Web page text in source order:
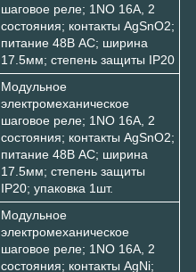
шаговое реле; 1NO 16А, 2
состояния; контакты AgSnO2;
питание 48В АC; ширина
17.5мм; степень защиты IP20
Модульное
электромеханическое
шаговое реле; 1NO 16А, 2
состояния; контакты AgSnO2;
питание 48В АC; ширина
17.5мм; степень защиты
IP20; упаковка 1шт.
Модульное
электромеханическое
шаговое реле; 1NO 16А, 2
состояния; контакты AgNi;